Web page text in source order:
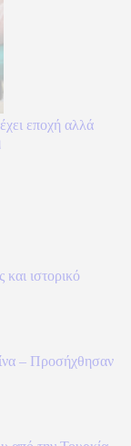
εποχή αλλά
και ιστορικό
– Προσήχθησαν